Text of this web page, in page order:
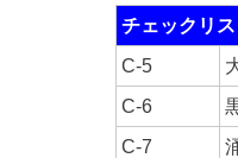
チェックリ
C-5
C-6
C-7